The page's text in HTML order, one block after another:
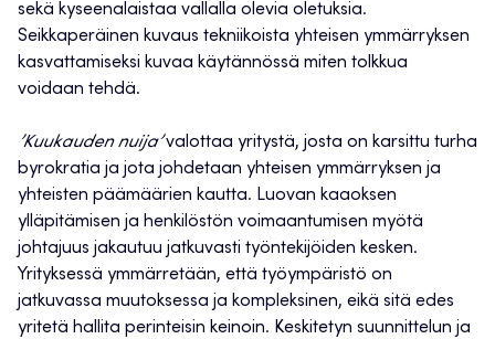
sekä kyseenalaistaa vallalla olevia oletuksia.
Seikkaperäinen kuvaus tekniikoista yhteisen ymmärryksen
kasvattamiseksi kuvaa käytännössä miten tolkkua
voidaan tehdä.
’Kuukauden nuija’valottaa yritystä, josta on karsittu turha
byrokratia ja jota johdetaan yhteisen ymmärryksen ja
yhteisten päämäärien kautta. Luovan kaaoksen
ylläpitämisen ja henkilöstön voimaantumisen myötä
johtajuus jakautuu jatkuvasti työntekijöiden kesken.
Yrityksessä ymmärretään, että työympäristö on
jatkuvassa muutoksessa ja kompleksinen, eikä sitä edes
yritetä hallita perinteisin keinoin. Keskitetyn suunnittelun ja